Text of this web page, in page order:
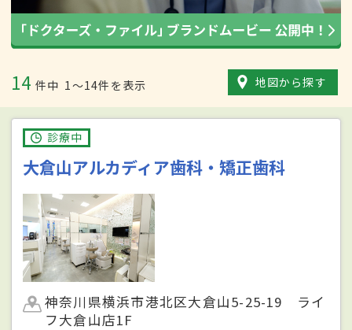
14 件中 1〜14件を表示 地図から探す
診療中
大倉山アルカディア歯科・矯正歯科
神奈川県横浜市港北区大倉山5-25-19 ライ
フ大倉山店1F